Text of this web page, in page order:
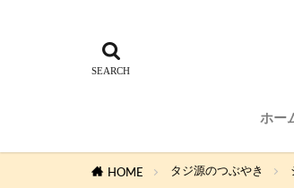
ホー
HOME タジ源のつぶやき